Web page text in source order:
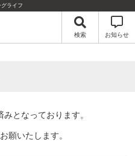
ライフ
検索 お知らせ
となっております。
願いたします。